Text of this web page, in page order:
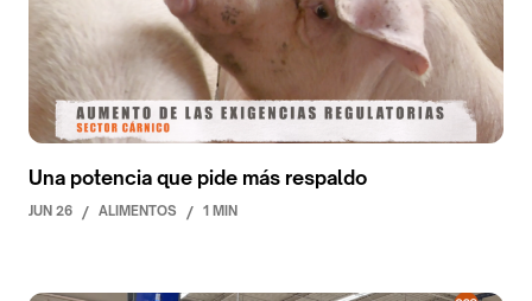
Una potencia que pide más respaldo
JUN 26 / ALIMENTOS / 1 MIN